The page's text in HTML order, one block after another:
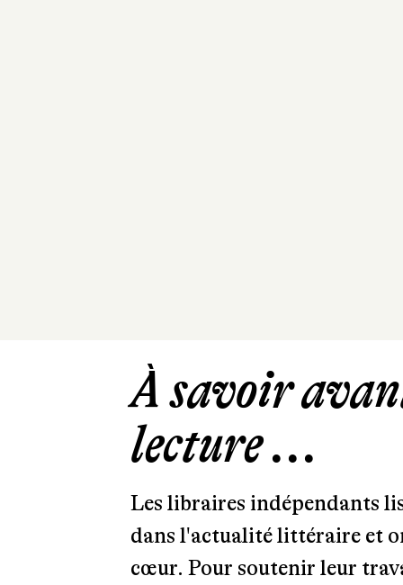
À savoir
lecture ...
Les libraires indépendants
dans l'actualité littéraire et
cœur. Pour soutenir leur